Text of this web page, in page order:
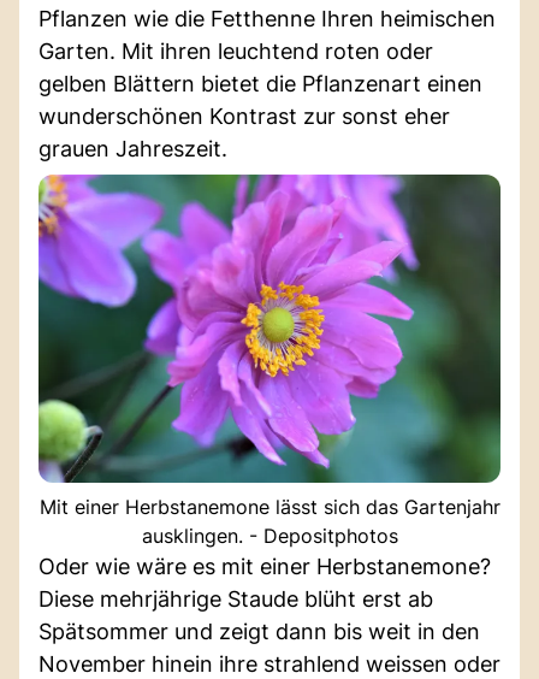
Pflanzen wie die Fetthenne Ihren heimischen
Garten. Mit ihren leuchtend roten oder
gelben Blättern bietet die Pflanzenart einen
wunderschönen Kontrast zur sonst eher
grauen Jahreszeit.
Mit einer Herbstanemone lässt sich das Gartenjahr
ausklingen. - Depositphotos
Oder wie wäre es mit einer Herbstanemone?
Diese mehrjährige Staude blüht erst ab
Spätsommer und zeigt dann bis weit in den
November hinein ihre strahlend weissen oder